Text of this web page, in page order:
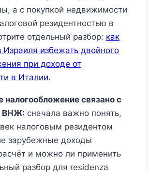
а с покупкой недвижимости
резидентностью в
отдельный разбор: как
Израиля избежать двойного
при доходе от
в Италии.
налогообложение связано с
ВНЖ: сначала важно понять,
налоговым резидентом
зарубежные доходы
и можно ли применить
разбор для residenza